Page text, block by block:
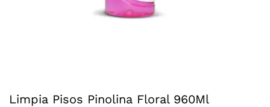
Limpia Pisos Pinolina Floral 960Ml